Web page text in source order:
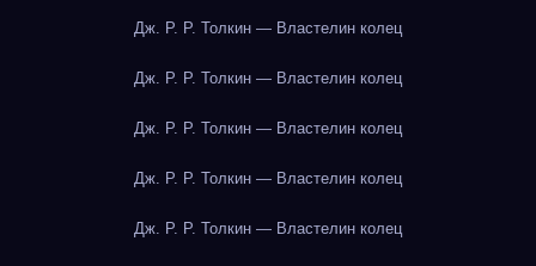
Дж. Р. Р. Толкин — Властелин колец
Дж. Р. Р. Толкин — Властелин колец
Дж. Р. Р. Толкин — Властелин колец
Дж. Р. Р. Толкин — Властелин колец
Дж. Р. Р. Толкин — Властелин колец